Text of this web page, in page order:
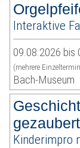
Interaktive
09.08.2026 bis
(mehrere
Bach-Museum
gezaubert
Kinderimpro